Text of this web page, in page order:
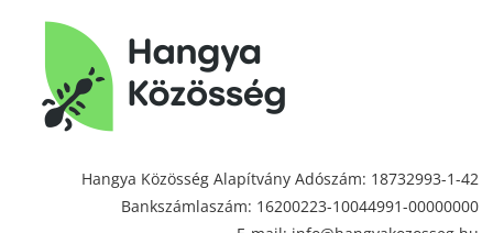
Hangya
Közösség
Hangya Közösség Alapítvány Adószám: 18732993-1-42
Bankszámlaszám: 16200223-10044991-00000000